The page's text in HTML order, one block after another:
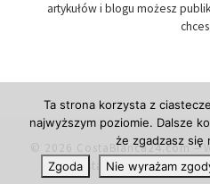
artykułów i blogu możesz
© 2026 CostaBlanca24.com–
Costa Blanca w
Ta strona korzysta z
najwyższym poziomie. Dalsze
że zgadzasz się
Zgoda
Nie wyrażam